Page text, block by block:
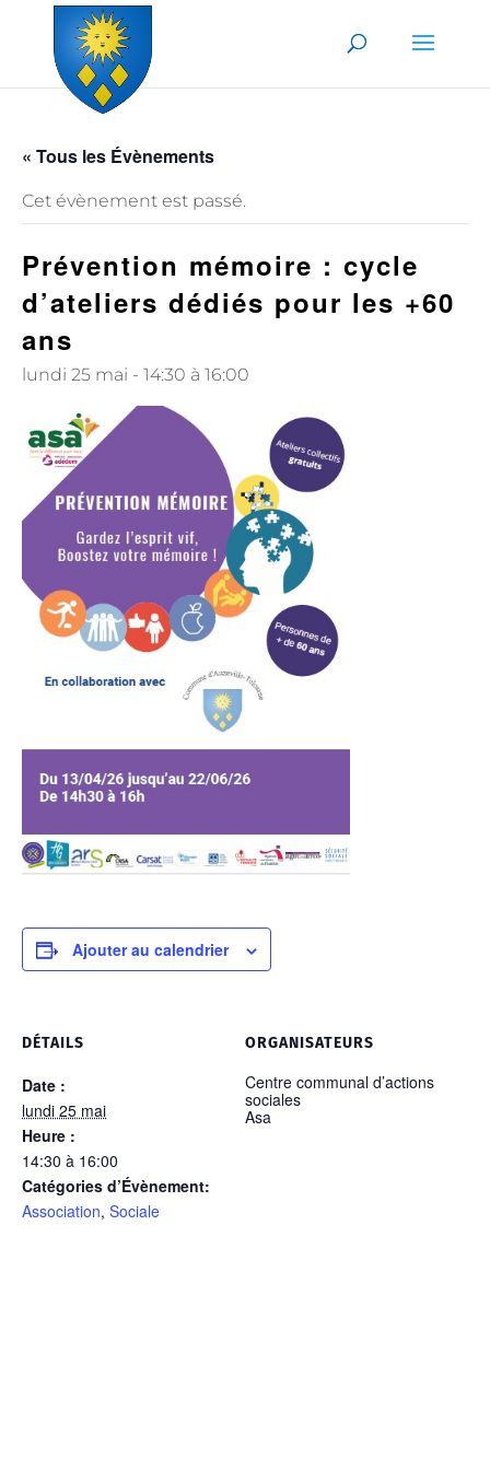
Skip to content
« Tous les Évènements
Cet évènement est passé.
Prévention mémoire : cycle
d’ateliers dédiés pour les +60
ans
lundi 25 mai - 14:30 à 16:00
Ajouter au calendrier
DÉTAILS
Date :
lundi 25 mai
Heure :
14:30 à 16:00
Catégories d’Évènement:
Association, Sociale
ORGANISATEURS
Centre communal d’actions
sociales
Asa